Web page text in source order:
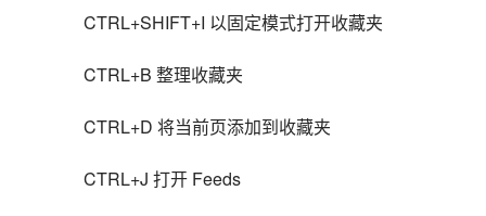
CTRL+SHIFT+I 以固定模式打开收藏夹
CTRL+B 整理收藏夹
CTRL+D 将当前页添加到收藏夹
CTRL+J 打开 Feeds